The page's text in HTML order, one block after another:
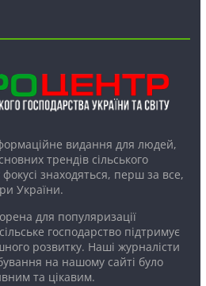
видання для людей,
трендів сільського
знаходяться, перш за все,
України.
для популяризації
господарство підтримує
розвитку. Наші журналісти
на нашому сайті було
та цікавим.